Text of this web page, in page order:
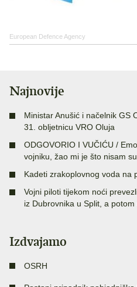
European Defence Agency
Najnovije
Ministar Anušić i načelnik GS
31. obljetnicu VRO Oluja
ODGOVORIO I VUČIĆU /
vojniku, žao mi je što nisam
Kadeti zrakoplovnog voda na
Vojni piloti tijekom noći
iz Dubrovnika u Split, a
Izdvajamo
OSRH